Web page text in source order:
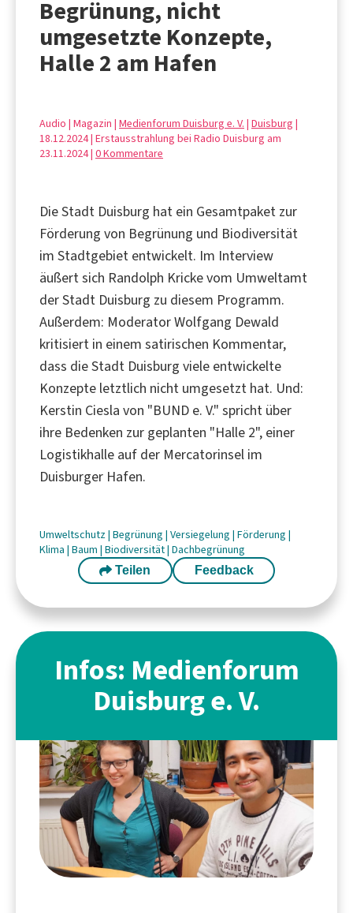
Begrünung, nicht
umgesetzte Konzepte,
Halle 2 am Hafen
Audio | Magazin | Medienforum Duisburg e. V. | Duisburg |
18.12.2024 | Erstausstrahlung bei Radio Duisburg am
23.11.2024 | 0 Kommentare
Die Stadt Duisburg hat ein Gesamtpaket zur
Förderung von Begrünung und Biodiversität
im Stadtgebiet entwickelt. Im Interview
äußert sich Randolph Kricke vom Umweltamt
der Stadt Duisburg zu diesem Programm.
Außerdem: Moderator Wolfgang Dewald
kritisiert in einem satirischen Kommentar,
dass die Stadt Duisburg viele entwickelte
Konzepte letztlich nicht umgesetzt hat. Und:
Kerstin Ciesla von "BUND e. V." spricht über
ihre Bedenken zur geplanten "Halle 2", einer
Logistikhalle auf der Mercatorinsel im
Duisburger Hafen.
Umweltschutz| Begrünung | Versiegelung | Förderung |
Klima | Baum | Biodiversität| Dachbegrünung
Teilen Feedback
Infos: Medienforum
Duisburg e. V.